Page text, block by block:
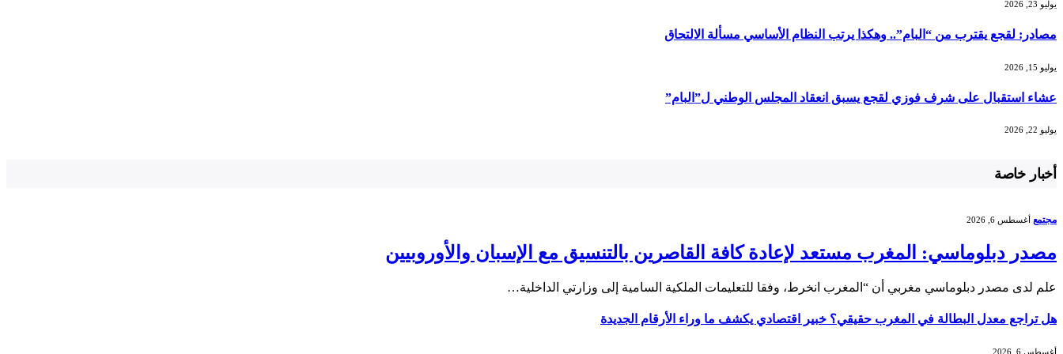
يوليو 23, 2026
مصادر: لقجع يقترب من “البام”.. وهكذا يرتب النظام الأساسي مسألة الالتحاق
يوليو 15, 2026
عشاء استقبال على شرف فوزي لقجع يسبق انعقاد المجلس الوطني ل”البام”
يوليو 22, 2026
أخبار خاصة
مجتمع أغسطس 6, 2026
مصدر دبلوماسي: المغرب مستعد لإعادة كافة القاصرين بالتنسيق مع الإسبان والأوروبيين
علم لدى مصدر دبلوماسي مغربي أن “المغرب انخرط، وفقا للتعليمات الملكية السامية إلى وزارتي الداخلية…
هل تراجع معدل البطالة في المغرب حقيقي؟ خبير اقتصادي يكشف ما وراء الأرقام الجديدة
أغسطس 6, 2026